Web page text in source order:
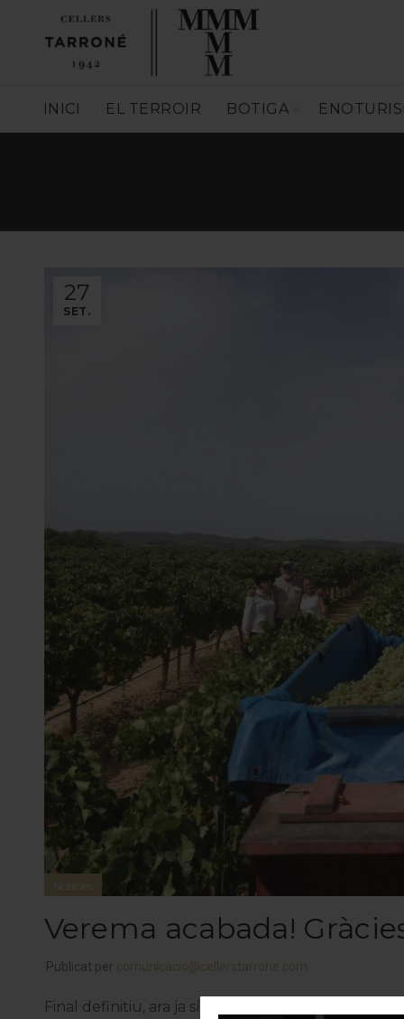
INICI EL TERROIR BOTIGA
27
SET.
Notícies
Verema acabada!
Publicat per comunicacio@cellerstarrone.com
Final definitiu, ara ja sí, de la campanya de la